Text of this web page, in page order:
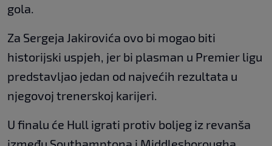
gola.
Za Sergeja Jakirovića ovo bi mogao biti
historijski uspjeh, jer bi plasman u Premier ligu
predstavljao jedan od najvećih rezultata u
njegovoj trenerskoj karijeri.
U finalu će Hull igrati protiv boljeg iz revanša